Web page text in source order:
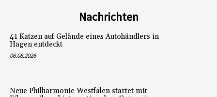
Nachrichten
41 Katzen auf Gelände eines Autohändlers in
Hagen entdeckt
06.08.2026
Neue Philharmonie Westfalen startet mit